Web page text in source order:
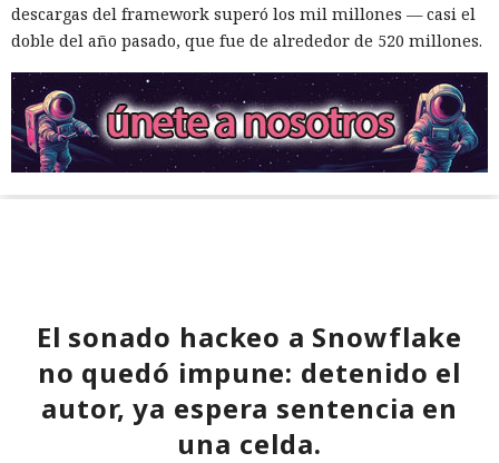
descargas del framework superó los mil millones — casi el
doble del año pasado, que fue de alrededor de 520 millones.
El sonado hackeo a Snowflake
no quedó impune: detenido el
autor, ya espera sentencia en
una celda.